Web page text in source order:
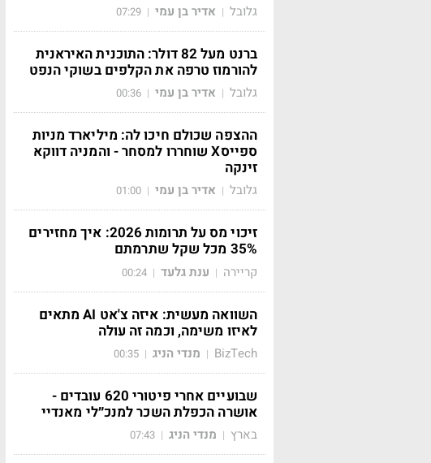
גלובל | אדיר בן עמי |
07:29
ברנט מעל 82 דולר: התוכנית האיראנית
להורמוז טרפה את הקלפים בשוקי הנפט
גלובל | אדיר בן עמי |
00:36
ההצפה שכולם חיכו לה: מיליארד מניות
ספייסX שוחררו למסחר - והמניה דווקא
זינקה
גלובל | אדיר בן עמי |
01:00
זיכוי מס על תרומות 2026: איך מחזירים
35% מכל שקל שתרמתם
קריירה | ענת גלעד |
00:24
השוואה מעשית: איזה צ'אט AI מתאים
לאיזו משימה, וכמה זה עולה
BizTech
| מנדי הניג |
00:35
שבועיים אחרי פיטורי 620 עובדים -
אושרה הכפלת השכר למנכ״לי מאנדיי
בארץ | מנדי הניג |
07:43